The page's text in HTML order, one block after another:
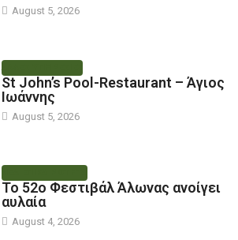
August 5, 2026
ΑΛΛΕΣ ΥΠΗΡΕΣΙΕΣ
St John’s Pool-Restaurant – Άγιος
Ιωάννης
August 5, 2026
Το 52ο Φεστιβάλ Άλωνας ανοίγει
αυλαία
August 4, 2026